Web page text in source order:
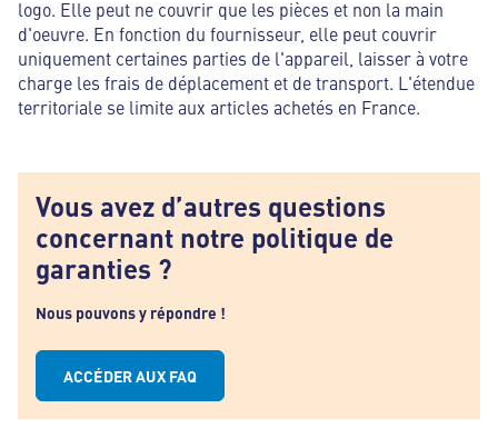
logo. Elle peut ne couvrir que les pièces et non la main
d'oeuvre. En fonction du fournisseur, elle peut couvrir
uniquement certaines parties de l'appareil, laisser à votre
charge les frais de déplacement et de transport. L'étendue
territoriale se limite aux articles achetés en France.
Vous avez d’autres questions
concernant notre politique de
garanties ?
Nous pouvons y répondre !
ACCÉDER AUX FAQ